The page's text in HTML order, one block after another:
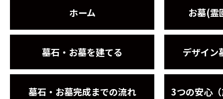
ホーム
墓石・お墓を建てる
墓石・お墓完成までの流れ
お墓(霊
デザイン
3つの安心